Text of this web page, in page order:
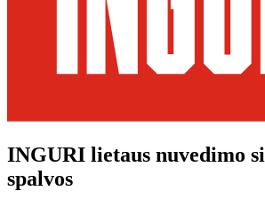
INGURI lietaus nuvedimo
spalvos